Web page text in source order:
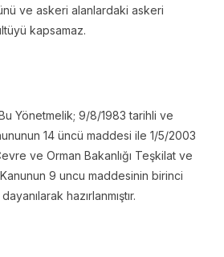
ve askeri alanlardaki askeri
kapsamaz.
Yönetmelik; 9/8/1983 tarihli ve
14 üncü maddesi ile 1/5/2003
ve Orman Bakanlığı Teşkilat ve
9 uncu maddesinin birinci
hazırlanmıştır.